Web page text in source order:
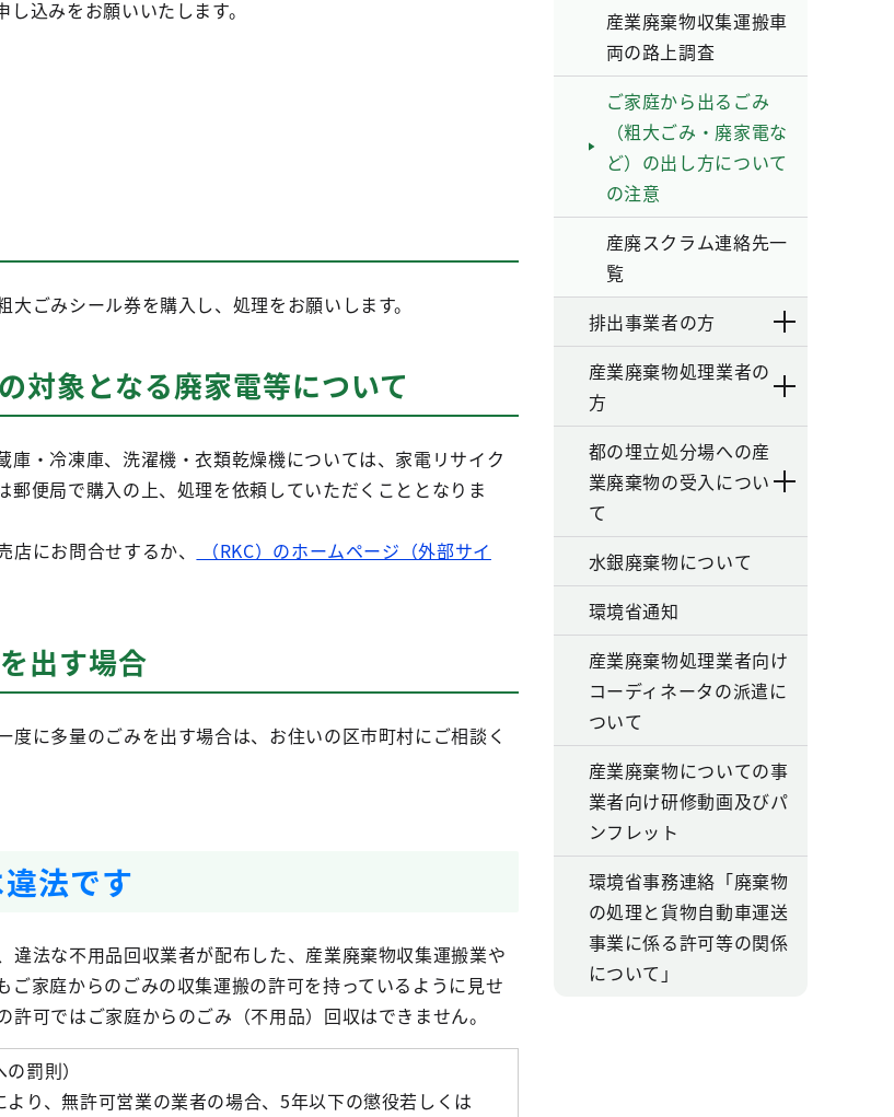
込みをお願いいたします。
ごみシール券を購入し、処理をお願いします。
対象となる廃家電等について
・冷凍庫、洗濯機・衣類乾燥機については、家電リサイク
郵便局で購入の上、処理を依頼していただくこととなりま
にお問合せするか、
（RKC）のホームページ（外部サイ
出す場合
に多量のごみを出す場合は、お住いの区市町村にご相談く
法です
法な不用品回収業者が配布した、産業廃棄物収集運搬業や
ご家庭からのごみの収集運搬の許可を持っているように見せ
可ではご家庭からのごみ（不用品）回収はできません。
の罰則）
り、無許可営業の業者の場合、5年以下の懲役若しくは
産業廃棄物収集運搬車
両の路上調査
ご家庭から出るごみ
（粗大ごみ・廃家電な
ど）の出し方について
の注意
産廃スクラム連絡先一
覧
排出事業者の方
産業廃棄物処理業者の
方
都の埋立処分場への産
業廃棄物の受入につい
て
水銀廃棄物について
環境省通知
産業廃棄物処理業者向け
コーディネータの派遣に
ついて
産業廃棄物についての事
業者向け研修動画及びパ
ンフレット
環境省事務連絡「廃棄物
の処理と貨物自動車運送
事業に係る許可等の関係
について」